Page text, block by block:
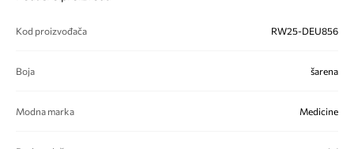
Kod proizvođača RW25-DEU856
Boja šarena
Modna marka Medicine